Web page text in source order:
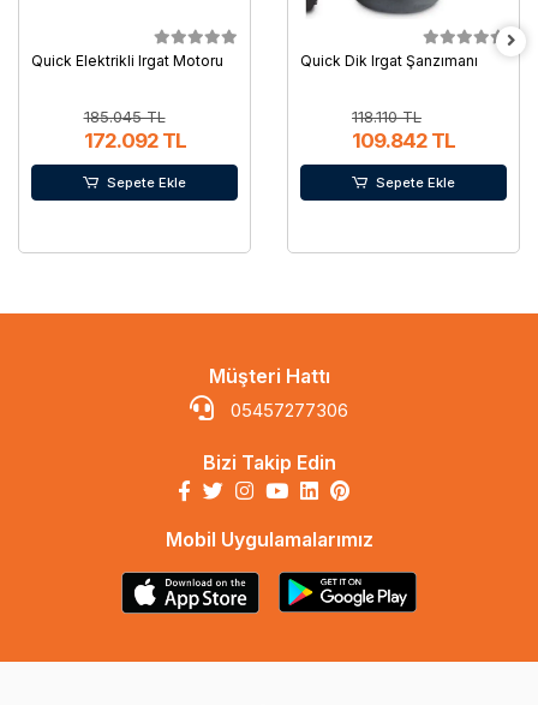
Quick Elektrikli Irgat Motoru
185.045 TL
172.092 TL
Sepete Ekle
Quick Dik Irgat Şanzımanı
118.110 TL
109.842 TL
Sepete Ekle
Müşteri Hattı
05457277306
Bizi Takip Edin
Mobil Uygulamalarımız